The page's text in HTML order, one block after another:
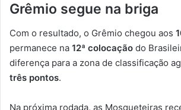
Grêmio segue na briga
Com o resultado, o Grêmio chegou aos
permanece na 12ª colocação do
diferença para a zona de classificação
três pontos.
Na próxima rodada, as Mosqueteiras